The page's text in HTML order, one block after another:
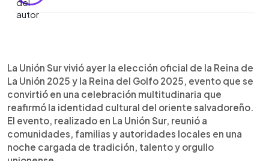
► Escuchar artículo
La Unión Sur inició su calendario festivo 2025 con
la coronación oficial de Josselyn Elizabeth Morales
Gómez como Reina de La Unión y Alisson Marcela
Rodríguez como Reina del Golfo. El evento reunió
a comunidades, autoridades y familias en una
noche que celebró la identidad local. La alcaldesa
Victoria Gutiérrez destacó el talento de las
participantes y anunció que La Adictiva y Khriz &
La Unión Sur vivió ayer la elección oficial de la Reina de
La Unión 2025 y la Reina del Golfo 2025, evento que se
convirtió en una celebración multitudinaria que
reafirmó la identidad cultural del oriente salvadoreño.
El evento, realizado en La Unión Sur, reunió a
comunidades, familias y autoridades locales en una
noche cargada de tradición, talento y orgullo